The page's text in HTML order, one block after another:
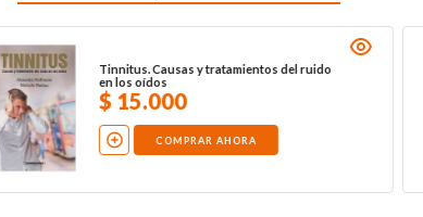
Tinnitus. Causas y tratamientos del ruido
en los oídos
$ 15.000
COMPRAR AHORA